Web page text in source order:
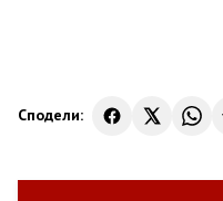
Сподели: